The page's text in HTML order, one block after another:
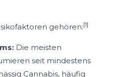
gehören:[1]
Die meisten
seit mindestens
Cannabis, häufig